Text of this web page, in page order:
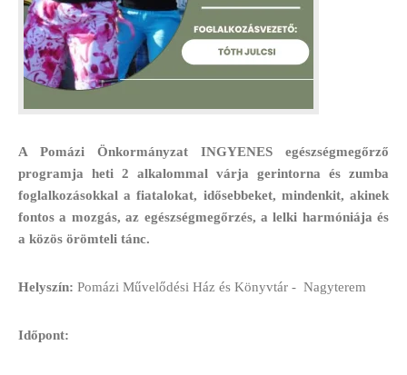
A Pomázi Önkormányzat INGYENES egészségmegőrző
programja heti 2 alkalommal várja gerintorna és zumba
foglalkozásokkal a fiatalokat, idősebbeket, mindenkit, akinek
fontos a mozgás, az egészségmegőrzés, a lelki harmóniája és
a közös örömteli tánc.
Helyszín: Pomázi Művelődési Ház és Könyvtár - Nagyterem
Időpont: